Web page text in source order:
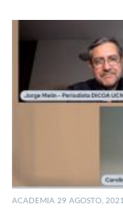
ACADEMIA 29 AGOSTO, 2021